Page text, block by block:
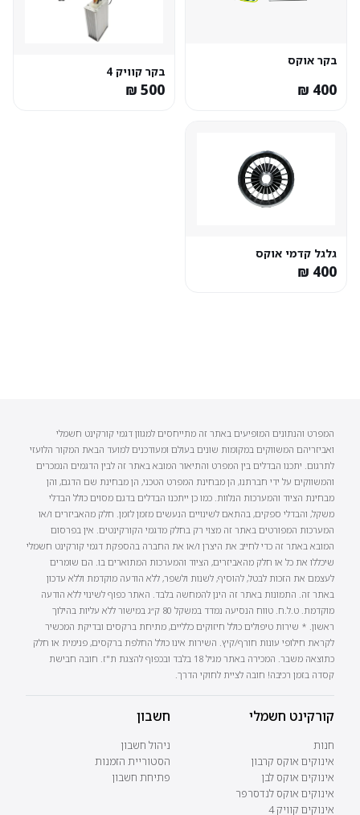
בקר אוקס
בקר קוויק 4
גלגל קדמי אוקס
המפרט והנתונים המופיעים באתר זה מתייחסים למגוון דגמי קורקינט חשמלי
ואביזריהם המשווקים במקומות שונים בעולם ומעודכנים למועד הבאת המקור הלועזי
לתרגום. יתכנו הבדלים בין המפרט והתיאור המובא באתר זה לבין הדגמים הנמכרים
והמשווקים על ידי חברתנו, הן מבחינת המפרט הטכני, הן מבחינת שם הדגם, והן
מבחינת הציוד והמערכות הנלוות. כמו כן ייתכנו הבדלים בדגם מסוים כולל הבדלי
משקל, והבדלי ספקים, בהתאם לשינויים הנעשים מזמן לזמן. חלק מהאביזרים ו/או
המערכות המפורטים באתר זה מצוי רק בחלק מדגמי הקורקינטים. אין בפרסום
המובא באתר זה כדי לחייב את היצרן ו/או את החברה בהספקת דגמי קורקינט חשמלי
שיכללו את כל או חלק מהאביזרים, הציוד והמערכות המתוארים בו. הם שומרים
לעצמם את הזכות לבטל, להוסיף, לשנות ולשפר, ללא הודעה מוקדמת וללא עדכון
באתר זה. התמונות באתר זה הינן להמחשה בלבד. האתר כפוף לשינוי ללא הודעה
מוקדמת. ט.ל.ח. טווח הנסיעה נמדד במשקל 80 ק״ג במישור ללא עליות בהילוך
ראשון. * שירות טיפולים כולל חיזוקים כלליים, מתיחת ברקסים ובדיקת המכשיר
לקראת חילופי עונות חורף/קיץ. השירות אינו כולל החלפת ברקסים, פנימית או חלק
כתוצאה משבר. המכירה באתר מגיל 18 בלבד ובכפוף להצגת ת"ז. חובה חבישת
קסדה בזמן רכיבה! חובה לציית לחוקי הדרך.
קורקינט חשמלי
חנות
אינוקים אוקס קרבון
אינוקים אוקס לבן
אינוקים אוקס לנדסרפר
אינוקים קוויק 4
חשבון
ניהול חשבון
הסטוריית הזמנות
פתיחת חשבון